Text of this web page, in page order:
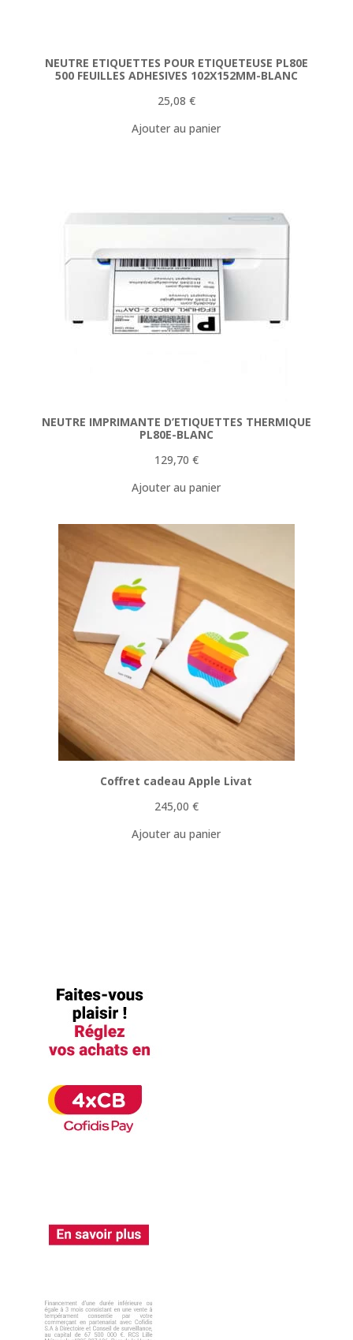
NEUTRE ETIQUETTES POUR ETIQUETEUSE PL80E
500 FEUILLES ADHESIVES 102X152MM-BLANC
25,08 €
Ajouter au panier
NEUTRE IMPRIMANTE D’ETIQUETTES THERMIQUE
PL80E-BLANC
129,70 €
Ajouter au panier
Coffret cadeau Apple Livat
245,00 €
Ajouter au panier